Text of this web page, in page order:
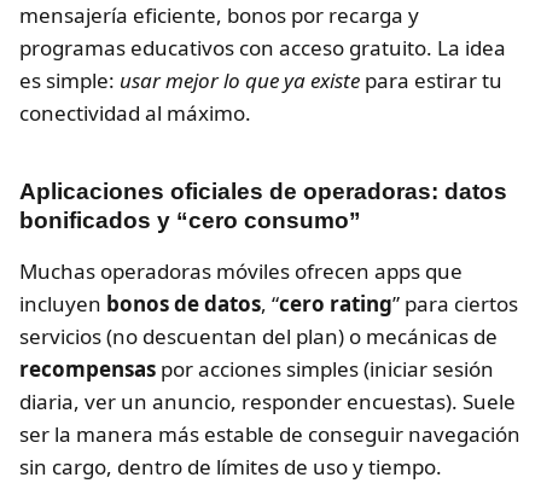
mensajería eficiente, bonos por recarga y
programas educativos con acceso gratuito. La idea
es simple: usar mejor lo que ya existe para estirar tu
conectividad al máximo.
Aplicaciones oficiales de operadoras: datos
bonificados y “cero consumo”
Muchas operadoras móviles ofrecen apps que
incluyen bonos de datos, “cero rating” para ciertos
servicios (no descuentan del plan) o mecánicas de
recompensas por acciones simples (iniciar sesión
diaria, ver un anuncio, responder encuestas). Suele
ser la manera más estable de conseguir navegación
sin cargo, dentro de límites de uso y tiempo.